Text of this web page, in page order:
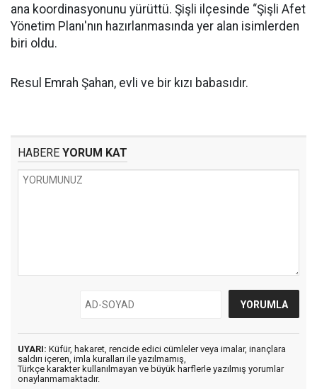
ana koordinasyonunu yürüttü. Şişli ilçesinde “Şişli Afet
Yönetim Planı'nın hazırlanmasında yer alan isimlerden
biri oldu.
Resul Emrah Şahan, evli ve bir kızı babasıdır.
HABERE YORUM KAT
UYARI: Küfür, hakaret, rencide edici cümleler veya imalar, inançlara
saldırı içeren, imla kuralları ile yazılmamış,
Türkçe karakter kullanılmayan ve büyük harflerle yazılmış yorumlar
onaylanmamaktadır.